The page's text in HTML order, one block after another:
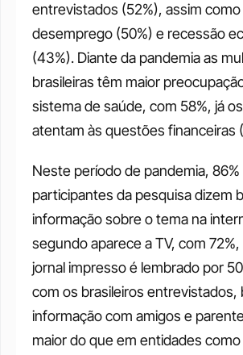
entrevistados (52%), assim
desemprego (50%) e recessão
(43%). Diante da pandemia as
brasileiras têm maior
sistema de saúde, com 58%, já
atentam às questões financeiras
Neste período de pandemia, 86%
participantes da pesquisa dizem
informação sobre o tema na
segundo aparece a TV, com
jornal impresso é lembrado por
com os brasileiros entrevistados,
informação com amigos e
maior do que em entidades como